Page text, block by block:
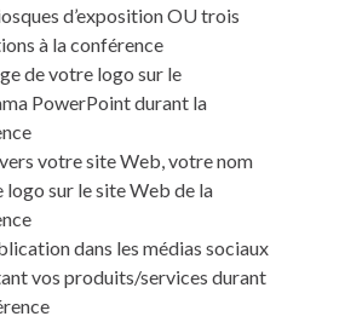
d’exposition OU trois
à la conférence
de votre logo sur le
PowerPoint durant la
votre site Web, votre nom
logo sur le site Web de la
dans les médias sociaux
vos produits/services durant